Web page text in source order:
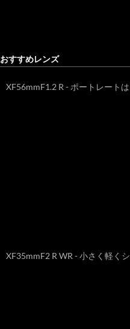
おすすめレンズ
XF56mmF1.2 R - ポートレート
XF35mmF2 R WR - 小さく軽く